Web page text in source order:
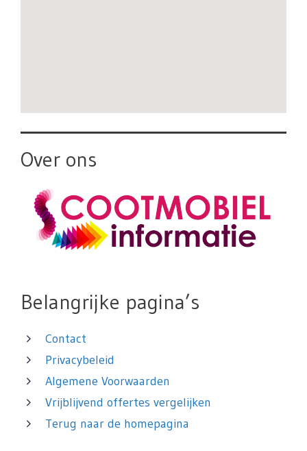
Over ons
Belangrijke pagina’s
Contact
Privacybeleid
Algemene Voorwaarden
Vrijblijvend offertes vergelijken
Terug naar de homepagina